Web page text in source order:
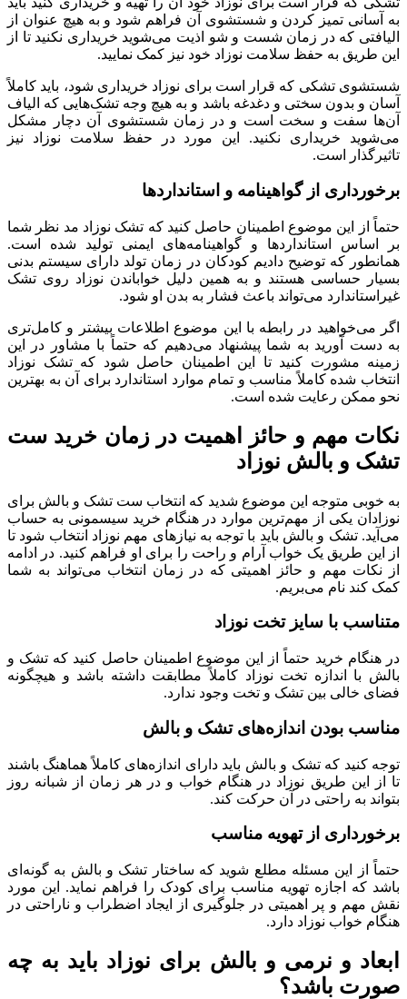
به آسانی تمیز کردن و شستشوی آن فراهم شود و به هیچ عنوان از
الیافتی که در زمان شست و شو اذیت می‌شوید خریداری نکنید تا از
این طریق به حفظ سلامت نوزاد خود نیز کمک نمایید.
شستشوی تشکی که قرار است برای نوزاد خریداری شود، باید کاملاً
آسان و بدون سختی و دغدغه باشد و به هیچ وجه تشک‌هایی که الیاف
آن‌ها سفت و سخت است و در زمان شستشوی آن دچار مشکل
می‌شوید خریداری نکنید. این مورد در حفظ سلامت نوزاد نیز
تاثیرگذار است.
برخورداری از گواهینامه و استانداردها
حتماً از این موضوع اطمینان حاصل کنید که تشک نوزاد مد نظر شما
بر اساس استانداردها و گواهینامه‌های ایمنی تولید شده است.
همانطور که توضیح دادیم کودکان در زمان تولد دارای سیستم بدنی
بسیار حساسی هستند و به همین دلیل خواباندن نوزاد روی تشک
غیراستاندارد می‌تواند باعث فشار به بدن او شود.
اگر می‌خواهید در رابطه با این موضوع اطلاعات بیشتر و کامل‌تری
به دست آورید به شما پیشنهاد می‌دهیم که حتماً با مشاور در این
زمینه مشورت کنید تا این اطمینان حاصل شود که تشک نوزاد
انتخاب شده کاملاً مناسب و تمام موارد استاندارد برای آن به بهترین
نحو ممکن رعایت شده است.
نکات مهم و حائز اهمیت در زمان خرید ست
تشک و بالش نوزاد
به خوبی متوجه این موضوع شدید که انتخاب ست تشک و بالش برای
نوزادان یکی از مهم‌ترین موارد در هنگام خرید سیسمونی به حساب
می‌آید. تشک و بالش باید با توجه به نیازهای مهم نوزاد انتخاب شود تا
از این طریق یک خواب آرام و راحت را برای او فراهم کنید. در ادامه
از نکات مهم و حائز اهمیتی که در زمان انتخاب می‌تواند به شما
کمک کند نام می‌بریم.
متناسب با سایز تخت نوزاد
در هنگام خرید حتماً از این موضوع اطمینان حاصل کنید که تشک و
بالش با اندازه تخت نوزاد کاملاً مطابقت داشته‌ باشد و هیچگونه
فضای خالی بین تشک و تخت وجود ندارد.
مناسب بودن اندازه‌های تشک و بالش
توجه کنید که تشک و بالش باید دارای اندازه‌های کاملاً هماهنگ باشند
تا از این طریق نوزاد در هنگام خواب و در هر زمان از شبانه روز
بتواند به راحتی در آن حرکت کند.
برخورداری از تهویه مناسب
حتماً از این مسئله مطلع شوید که ساختار تشک و بالش به گونه‌ای
باشد که اجازه تهویه مناسب برای کودک را فراهم نماید. این مورد
نقش مهم و پر اهمیتی در جلوگیری از ایجاد اضطراب و ناراحتی در
هنگام خواب نوزاد دارد.
ابعاد و نرمی و بالش برای نوزاد باید به چه
صورت باشد؟